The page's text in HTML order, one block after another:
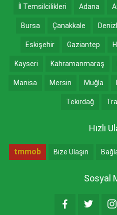
İl Temsilcilikleri Adana
Bursa Çanakkale
Eskişehir Gaziantep
Kayseri Kahramanmaraş
Manisa Mersin Muğla
Tekirdağ
Hızlı
tmmob Bize Ulaşın
Sosyal